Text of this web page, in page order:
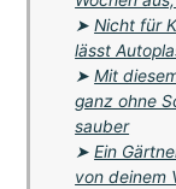
➤Nicht für
lässt
➤Mit
ganz ohne
sauber
➤Ein
von deinem